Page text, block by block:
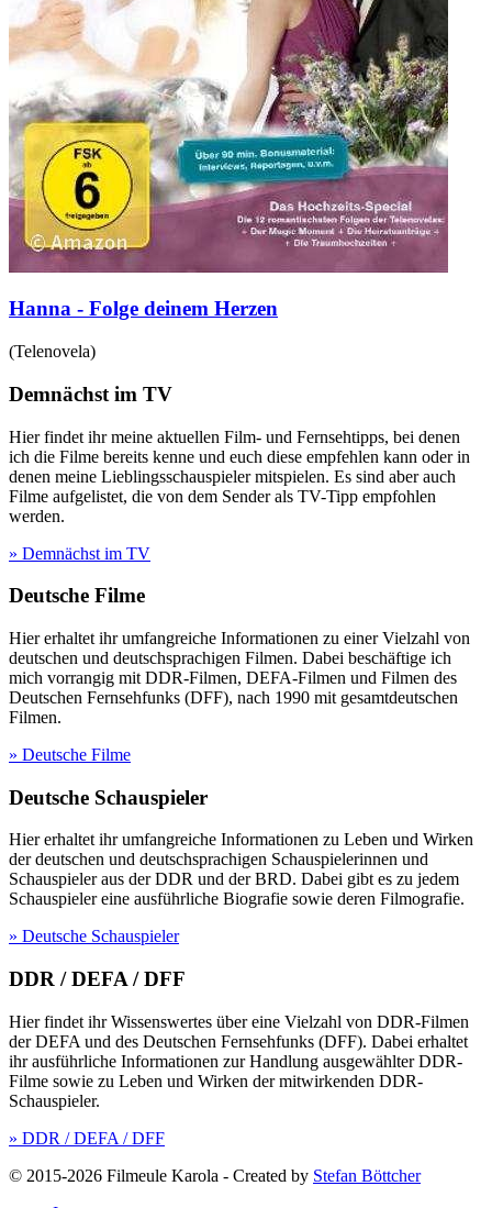
Hanna - Folge deinem Herzen
(Telenovela)
Demnächst im TV
Hier findet ihr meine aktuellen Film- und Fernsehtipps, bei denen
ich die Filme bereits kenne und euch diese empfehlen kann oder in
denen meine Lieblingsschauspieler mitspielen. Es sind aber auch
Filme aufgelistet, die von dem Sender als TV-Tipp empfohlen
werden.
» Demnächst im TV
Deutsche Filme
Hier erhaltet ihr umfangreiche Informationen zu einer Vielzahl von
deutschen und deutschsprachigen Filmen. Dabei beschäftige ich
mich vorrangig mit DDR-Filmen, DEFA-Filmen und Filmen des
Deutschen Fernsehfunks (DFF), nach 1990 mit gesamtdeutschen
Filmen.
» Deutsche Filme
Deutsche Schauspieler
Hier erhaltet ihr umfangreiche Informationen zu Leben und Wirken
der deutschen und deutschsprachigen Schauspielerinnen und
Schauspieler aus der DDR und der BRD. Dabei gibt es zu jedem
Schauspieler eine ausführliche Biografie sowie deren Filmografie.
» Deutsche Schauspieler
DDR / DEFA / DFF
Hier findet ihr Wissenswertes über eine Vielzahl von DDR-Filmen
der DEFA und des Deutschen Fernsehfunks (DFF). Dabei erhaltet
ihr ausführliche Informationen zur Handlung ausgewählter DDR-
Filme sowie zu Leben und Wirken der mitwirkenden DDR-
Schauspieler.
» DDR / DEFA / DFF
© 2015-2026 Filmeule Karola - Created by Stefan Böttcher